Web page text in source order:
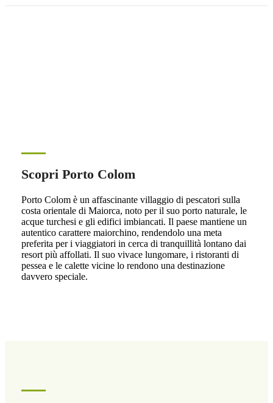
Scopri Porto Colom
Porto Colom è un affascinante villaggio di pescatori sulla
costa orientale di Maiorca, noto per il suo porto naturale, le
acque turchesi e gli edifici imbiancati. Il paese mantiene un
autentico carattere maiorchino, rendendolo una meta
preferita per i viaggiatori in cerca di tranquillità lontano dai
resort più affollati. Il suo vivace lungomare, i ristoranti di
pessea e le calette vicine lo rendono una destinazione
davvero speciale.